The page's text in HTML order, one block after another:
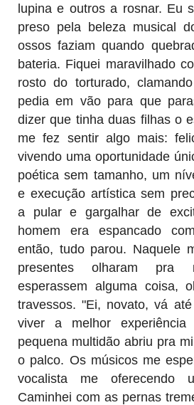
lupina e outros a rosnar. Eu
preso pela beleza musical
ossos faziam quando
bateria. Fiquei maravilhado
rosto do torturado,
pedia em vão para que
dizer que tinha duas filhas o
me fez sentir algo mais:
vivendo uma oportunidade
poética sem tamanho, um
e execução artística sem
a pular e gargalhar de
homem era espancado
então, tudo parou. Naquele
presentes olharam
esperassem alguma coisa,
travessos. "Ei, novato, vá
viver a melhor
pequena multidão abriu pra
o palco. Os músicos me
vocalista me oferecendo
Caminhei com as pernas